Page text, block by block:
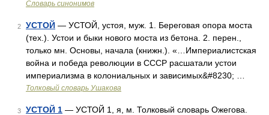
Словарь синонимов
2 УСТОЙ — УСТОЙ, устоя, муж. 1. Береговая опора моста
(тех.). Устои и быки нового моста из бетона. 2. перен.,
только мн. Основы, начала (книжн.). «…Империалистская
война и победа революции в СССР расшатали устои
империализма в колониальных и зависимых&#8230; …
Толковый словарь Ушакова
3 УСТОЙ 1 — УСТОЙ 1, я, м. Толковый словарь Ожегова.